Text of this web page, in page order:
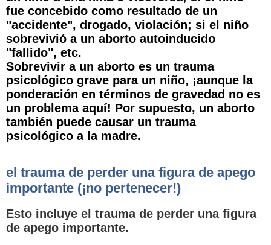
fue concebido como resultado de un
"accidente", drogado, violación; si el niño
sobrevivió a un aborto autoinducido
"fallido", etc.
Sobrevivir a un aborto es un trauma
psicológico grave para un niño, ¡aunque la
ponderación en términos de gravedad no es
un problema aquí! Por supuesto, un aborto
también puede causar un trauma
psicológico a la madre.
el trauma de perder una figura de apego
importante (¡no pertenecer!)
Esto incluye el trauma de perder una figura
de apego importante.